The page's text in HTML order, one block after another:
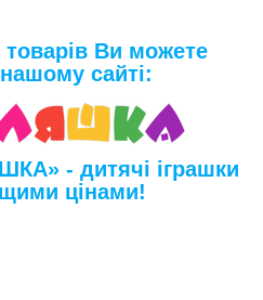
товарів Ви можете
сайті:
- дитячі іграшки
цінами!